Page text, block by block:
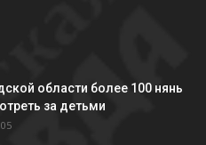
области более 100 нянь
за детьми